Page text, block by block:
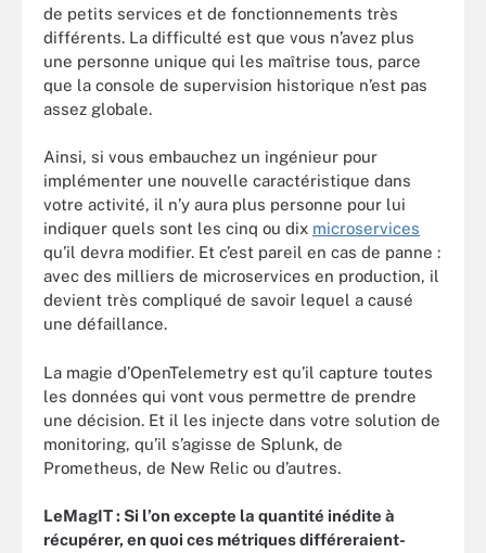
de petits services et de fonctionnements très
différents. La difficulté est que vous n’avez plus
une personne unique qui les maîtrise tous, parce
que la console de supervision historique n’est pas
assez globale.
Ainsi, si vous embauchez un ingénieur pour
implémenter une nouvelle caractéristique dans
votre activité, il n’y aura plus personne pour lui
indiquer quels sont les cinq ou dix microservices
qu’il devra modifier. Et c’est pareil en cas de panne :
avec des milliers de microservices en production, il
devient très compliqué de savoir lequel a causé
une défaillance.
La magie d’OpenTelemetry est qu’il capture toutes
les données qui vont vous permettre de prendre
une décision. Et il les injecte dans votre solution de
monitoring, qu’il s’agisse de Splunk, de
Prometheus, de New Relic ou d’autres.
LeMagIT : Si l’on excepte la quantité inédite à
récupérer, en quoi ces métriques différeraient-